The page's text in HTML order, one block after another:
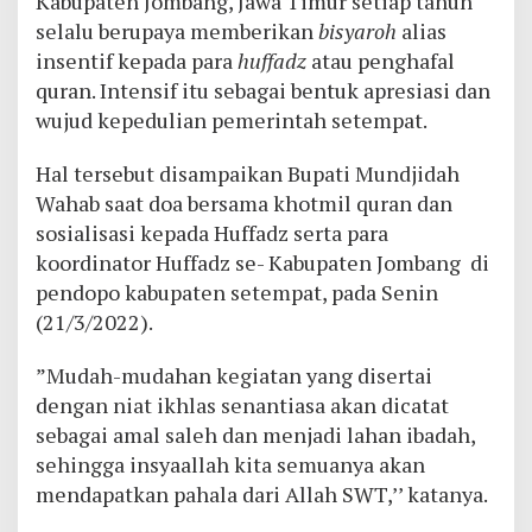
selalu berupaya memberikanbisyaroh alias
insentif kepada parahuffadz atau penghafal
quran. Intensif itu sebagai bentuk apresiasi dan
wujud kepedulian pemerintah setempat.
Hal tersebut disampaikan Bupati Mundjidah
Wahab saat doa bersama khotmil quran dan
sosialisasi kepada Huffadz serta para
koordinator Huffadz se- Kabupaten Jombang di
pendopo kabupaten setempat, pada Senin
(21/3/2022).
”Mudah-mudahan kegiatan yang disertai
dengan niat ikhlas senantiasa akan dicatat
sebagai amal saleh dan menjadi lahan ibadah,
sehingga insyaallah kita semuanya akan
mendapatkan pahala dari Allah SWT,’’ katanya.